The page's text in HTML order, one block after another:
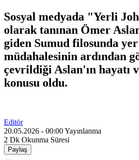
Sosyal medyada "Yerli
olarak tanınan Ömer
giden Sumud filosunda
müdahalesinin ardından
çevrildiği Aslan'ın hayatı
konusu oldu.
Editör
20.05.2026 - 00:00Yayınlanma
2 Dk Okunma Süresi
Paylaş